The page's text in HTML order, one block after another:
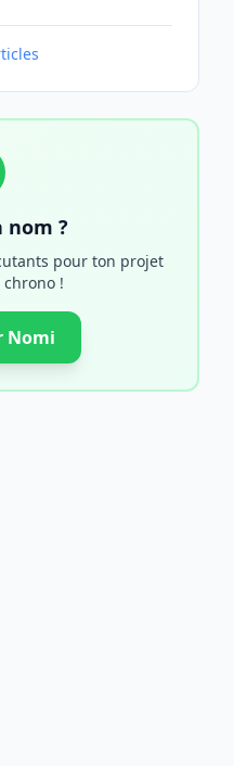
nom ?
pour ton projet
chrono !
Nomi